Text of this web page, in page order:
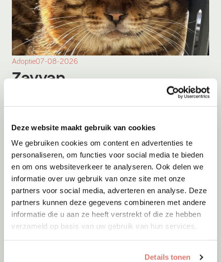
Deze website maakt gebruik van cookies
We gebruiken cookies om content en advertenties te
personaliseren, om functies voor social media te bieden
en om ons websiteverkeer te analyseren. Ook delen we
informatie over uw gebruik van onze site met onze
partners voor social media, adverteren en analyse. Deze
partners kunnen deze gegevens combineren met andere
informatie die u aan ze heeft verstrekt of die ze hebben
verzameld op basis van uw gebruik van hun services.
Details tonen
Adoptie07-08-2026
Zayyan